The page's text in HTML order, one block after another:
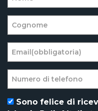
Sono felice di